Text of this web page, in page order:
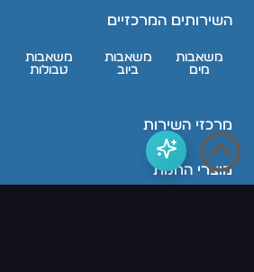
השירותים המרכזיים
מרכזי השירות
מוצרי החנות
משאבות
מים
משאבות
ביוב
משאבות
טבולות